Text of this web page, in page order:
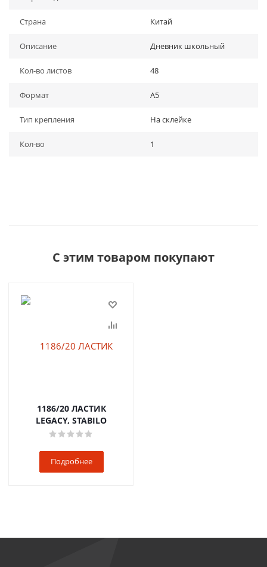
Страна Китай
Описание Дневник школьный
Кол-во листов 48
Формат A5
Тип крепления На склейке
Кол-во 1
С этим товаром покупают
1186/20 ЛАСТИК
LEGACY, STABILO
Подробнее